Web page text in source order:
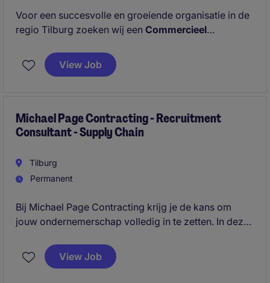
Voor een succesvolle en groeiende organisatie in de
regio Tilburg zoeken wij een Commercieel
ben jij het eerste aanspreekpunt voor klanten en
speel je een belangrijke rol in het commerciële
omzet in resultaat.
View Job
Michael Page Contracting - Recruitment
Consultant - Supply Chain
Tilburg
Permanent
Bij Michael Page Contracting krijg je de kans om
jouw ondernemerschap volledig in te zetten. In deze
kandidaat: jij bouwt je eigen business, sluit deals en
zorgt dat de beste professionals op de juiste plek
View Job